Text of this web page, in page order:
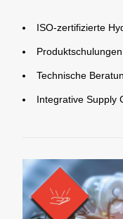
ISO-zertifizierte
Technische
Integrative Supply